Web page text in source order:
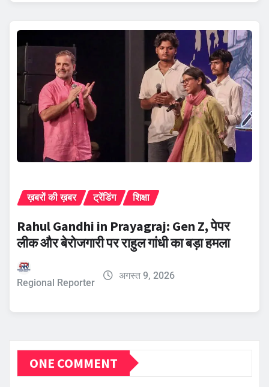
ख़बरों की ख़बर ट्रेंडिंग शिक्षा
Rahul Gandhi in Prayagraj: Gen Z, पेपर
लीक और बेरोजगारी पर राहुल गांधी का बड़ा हमला
Regional Reporter
अगस्त 9, 2026
ONE COMMENT